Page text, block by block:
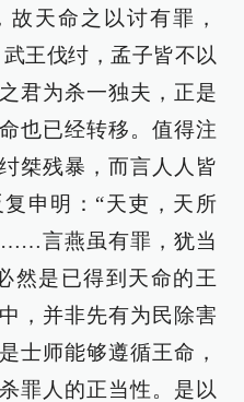
天命之以讨有罪，
王伐纣，孟子皆不以
君为杀一独夫，正是
也已经转移。值得注
桀残暴，而言人人皆
申明：“天吏，天所
言燕虽有罪，犹当
然是已得到天命的王
，并非先有为民除害
士师能够遵循王命，
罪人的正当性。是以